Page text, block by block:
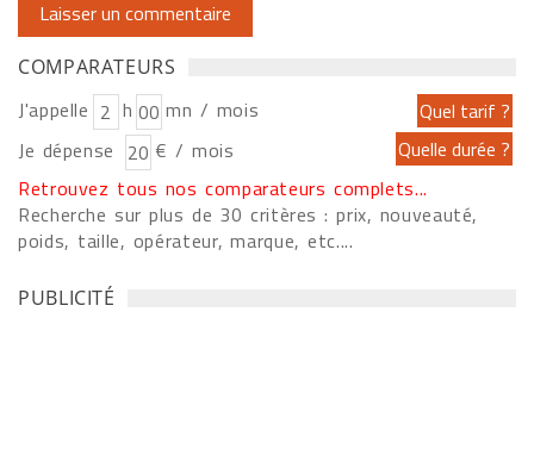
COMPARATEURS
J'appelle h
mn / mois
Je dépense
€ / mois
Retrouvez tous nos comparateurs complets...
Recherche sur plus de 30 critères : prix, nouveauté,
poids, taille, opérateur, marque, etc....
PUBLICITÉ